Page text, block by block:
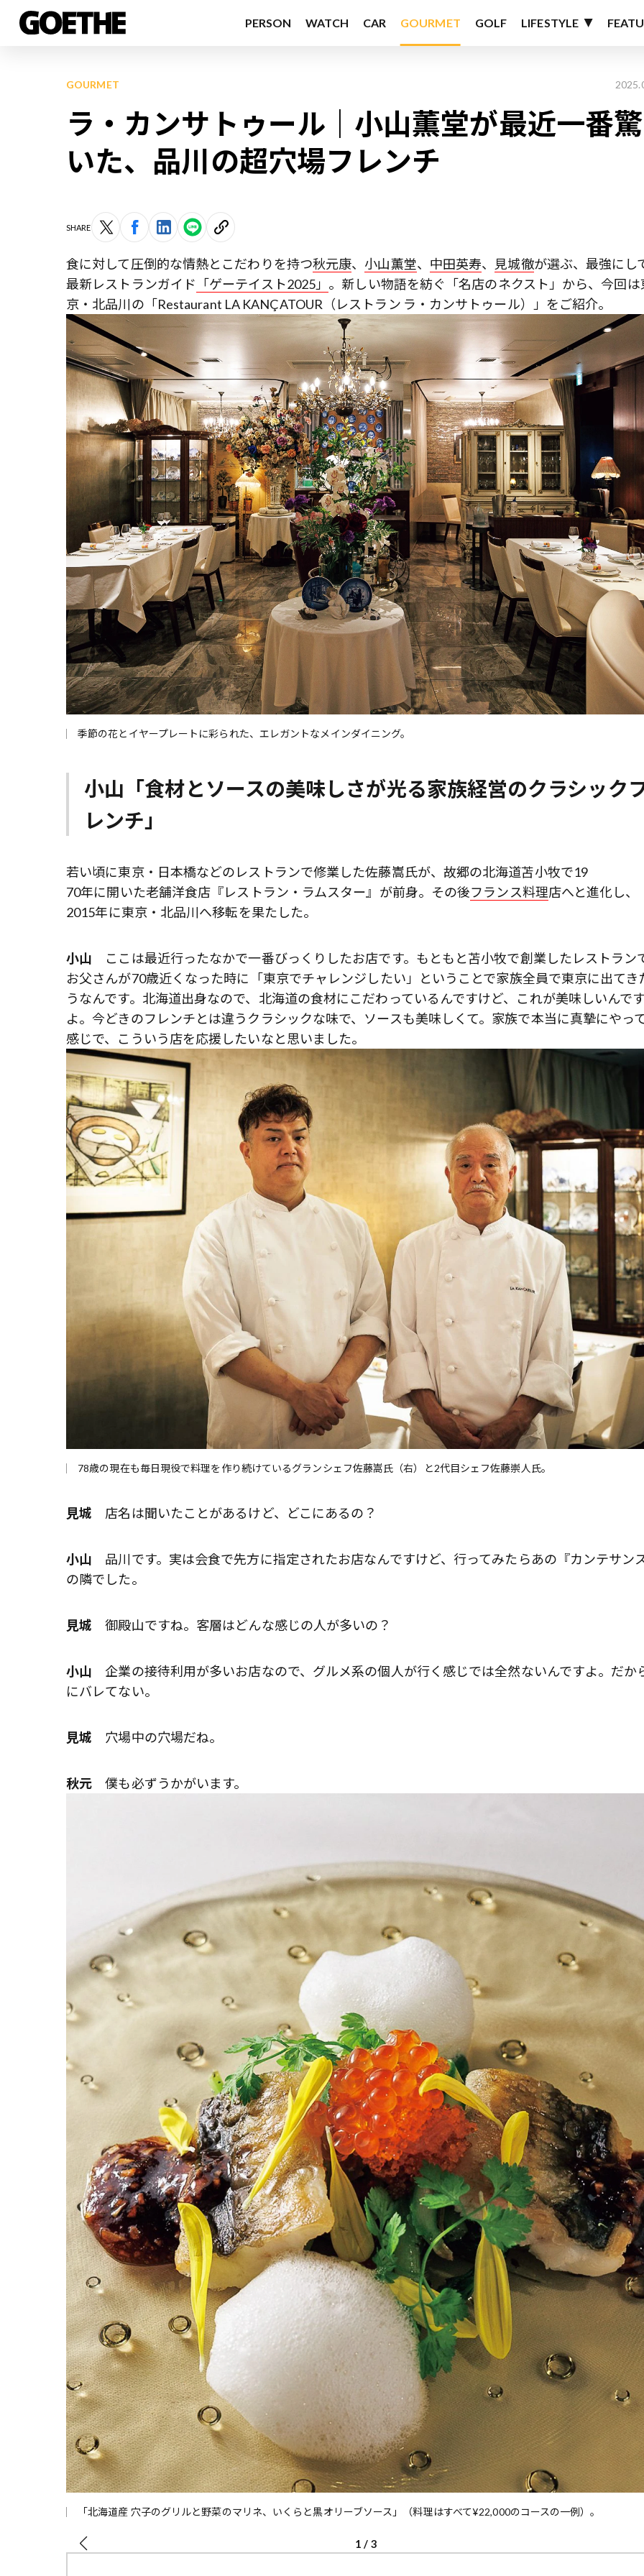
PERSON WATCH CAR GOURMET GOLF LIFESTYLE
GOURMET
ラ・カンサトゥール｜小山薫堂が最近一番驚
いた、品川の超穴場フレンチ
SHARE
食に対して圧倒的な情熱とこだわりを持つ秋元康、 小山薫堂、 中田英寿、 見城徹が選ぶ、最強にし
最新レストランガイド 「ゲーテイスト2025」 。新しい物語を紡ぐ「名店のネクスト」から、今回は
京・北品川の「Restaurant LA KANÇATOUR（レストラン ラ・カンサトゥール）」をご紹介。
季節の花とイヤープレートに彩られた、エレガントなメインダイニング。
小山「食材とソースの美味しさが光る家族経営のクラシック
レンチ」
若い頃に東京・日本橋などのレストランで修業した佐藤嵩氏が、故郷の北海道苫小牧で19
70年に開いた老舗洋食店『レストラン・ラムスター』が前身。その後フランス料理店へと進化し、
2015年に東京・北品川へ移転を果たした。
小山 ここは最近行ったなかで一番びっくりしたお店です。もともと苫小牧で創業したレストラン
お父さんが70歳近くなった時に「東京でチャレンジしたい」ということで家族全員で東京に出てき
うなんです。北海道出身なので、北海道の食材にこだわっているんですけど、これが美味しいんで
よ。今どきのフレンチとは違うクラシックな味で、ソースも美味しくて。家族で本当に真摯にやっ
感じで、こういう店を応援したいなと思いました。
78歳の現在も毎日現役で料理を作り続けているグランシェフ佐藤嵩氏（右）と2代目シェフ佐藤崇人氏。
見城 店名は聞いたことがあるけど、どこにあるの？
小山 品川です。実は会食で先方に指定されたお店なんですけど、行ってみたらあの『カンテサン
の隣でした。
見城 御殿山ですね。客層はどんな感じの人が多いの？
小山 企業の接待利用が多いお店なので、グルメ系の個人が行く感じでは全然ないんですよ。だか
にバレてない。
見城 穴場中の穴場だね。
秋元 僕も必ずうかがいます。
「北海道産 穴子のグリルと野菜のマリネ、いくらと黒オリーブソース」（料理はすべて¥22,000のコースの一例）。
1 / 3
歌舞伎俳優・尾上右近が休息を過
前列ホテル「UMITO 熱海 別邸」